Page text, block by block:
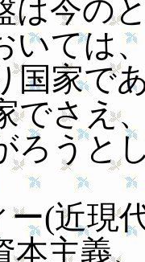
は今の
いては
国家で
でさえ
ろうと
(近現
本主義